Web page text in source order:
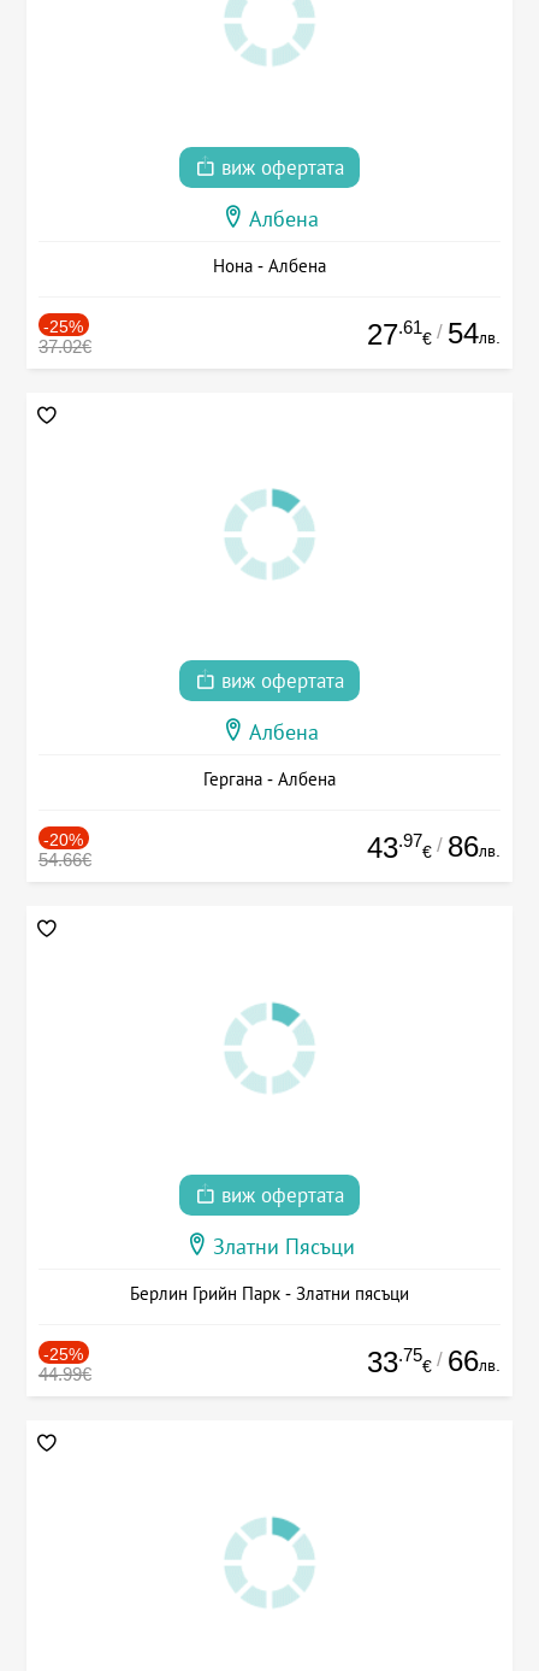
виж офертата
Албена
Нона - Албена
-25%
37.02€ 27.61
€ / 54лв.
виж офертата
Албена
Гергана - Албена
-20%
54.66€ 43.97
€ / 86лв.
виж офертата
Златни Пясъци
Берлин Грийн Парк - Златни пясъци
-25%
44.99€ 33.75
€ / 66лв.